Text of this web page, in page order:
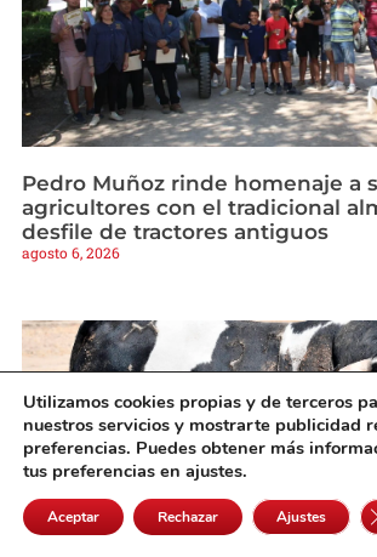
Pedro Muñoz rinde homenaje a
agricultores con el tradicional
desfile de tractores antiguos
agosto 6, 2026
Utilizamos cookies propias y de terceros
nuestros servicios y mostrarte publicidad
preferencias. Puedes obtener más
tus preferencias en ajustes.
Aceptar Rechazar Ajustes